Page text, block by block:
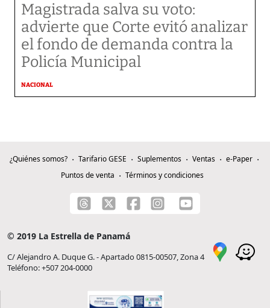
Magistrada salva su voto:
advierte que Corte evitó analizar
el fondo de demanda contra la
Policía Municipal
NACIONAL
¿Quiénes somos? Tarifario GESE Suplementos Ventas
e-Paper
Puntos de venta
Términos y condiciones
© 2019 La Estrella de Panamá
C/ Alejandro A. Duque G. - Apartado 0815-00507, Zona 4
Teléfono: +507 204-0000